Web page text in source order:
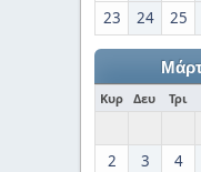
23
24 25
Κυρ Δευ Τρι
2
3 4